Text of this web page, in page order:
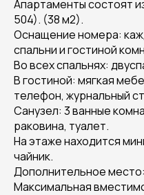
Апартаменты состоят
504). (38 м2).
Оснащение номера:
спальни и гостиной
Во всех спальнях:
В гостиной: мягкая
телефон, журнальный
Санузел: 3 ванные
раковина, туалет.
На этаже находится
чайник.
Дополнительное
Максимальная